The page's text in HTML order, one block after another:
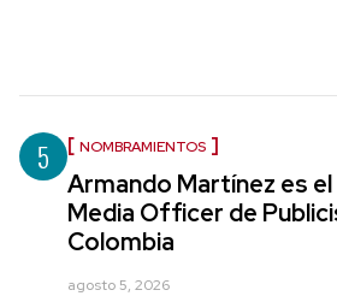
5 NOMBRAMIENTOS
Armando Martínez es
Media Officer de
Colombia
agosto 5, 2026